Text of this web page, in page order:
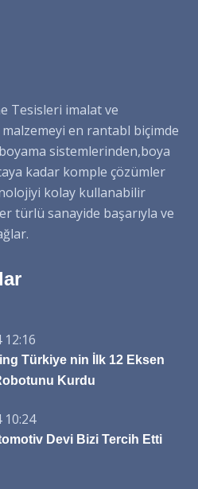
Tesisleri imalat ve
en rantabl biçimde
sistemlerinden,boya
kadar komple çözümler
kolay kullanabilir
türlü sanayide başarıyla ve
12:16
Türkiye nin İlk 12 Eksen
Kurdu
10:24
Devi Bizi Tercih Etti